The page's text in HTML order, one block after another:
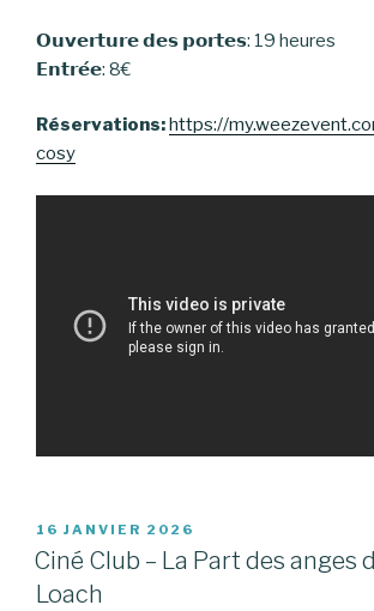
𝗢𝘂𝘃𝗲𝗿𝘁𝘂𝗿𝗲 𝗱𝗲𝘀 𝗽𝗼𝗿𝘁𝗲𝘀: 19 heures
𝗘𝗻𝘁𝗿𝗲́𝗲: 8€
Réservations:https://my.weezevent
cosy
PUBLIÉ
LE
16 JANVIER 2026
Ciné Club – La Part des anges
Loach